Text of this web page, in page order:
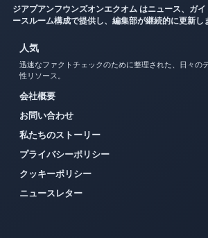
ジアプアンフウンズオンエクオム はニュース、ガ
ースルーム構成で提供し、編集部が継続的に更新し
人気
迅速なファクトチェックのために整理された、日々の
性リソース。
会社概要
お問い合わせ
私たちのストーリー
プライバシーポリシー
クッキーポリシー
ニュースレター